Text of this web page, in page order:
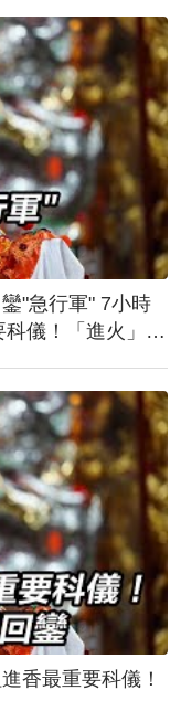
"急行軍" 7小時
儀！「進火」儀
香最重要科儀！